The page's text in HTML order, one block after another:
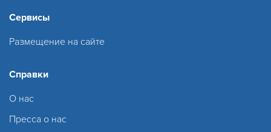
Сервисы
Размещение на сайте
Справки
О нас
Пресса о нас